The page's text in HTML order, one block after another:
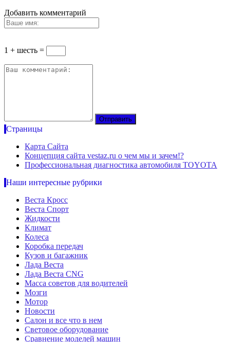
Добавить комментарий
1 + шесть =
Страницы
Карта Сайта
Концепция сайта vestaz.ru о чем мы и зачем!?
Профессиональная диагностика автомобиля TOYOTA
Наши интересные рубрики
Веста Кросс
Веста Спорт
Жидкости
Климат
Колеса
Коробка передач
Кузов и багажник
Лада Веста
Лада Веста CNG
Масса советов для водителей
Мозги
Мотор
Новости
Салон и все что в нем
Световое оборудование
Сравнение моделей машин